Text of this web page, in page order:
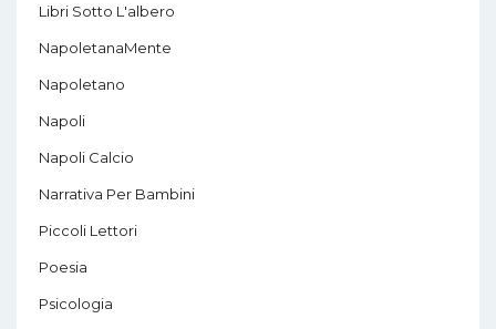
Libri Sotto L'albero
NapoletanaMente
Napoletano
Napoli
Napoli Calcio
Narrativa Per Bambini
Piccoli Lettori
Poesia
Psicologia